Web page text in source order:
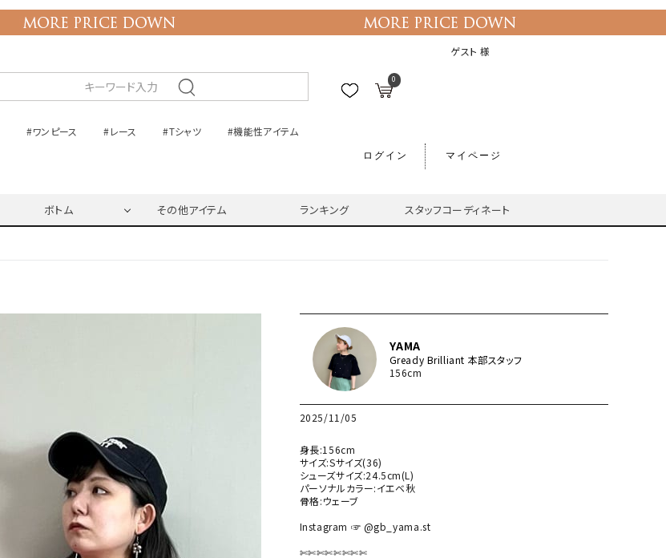
ゲスト 様
0
#ワンピース #レース #Tシャツ #機能性アイテム
ログイン マイページ
ボトム その他アイテム ランキング スタッフコーディネート
YAMA
Gready Brilliant 本部スタッフ
156cm
2025/11/05
身長:156cm
サイズ:Sサイズ(36)
シューズサイズ:24.5cm(L)
パーソナルカラー:イエベ秋
骨格:ウェーブ
Instagram ☞ @gb_yama.st
✄✄✄✄✄✄✄✄